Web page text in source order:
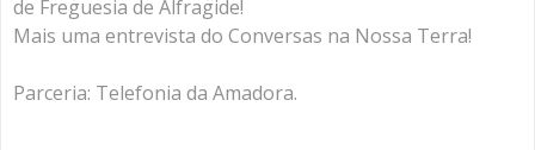
ECOMOVE-TE
de Freguesia de Alfragide!
Mais uma entrevista do Conversas na Nossa Terra!
Parceria: Telefonia da Amadora.